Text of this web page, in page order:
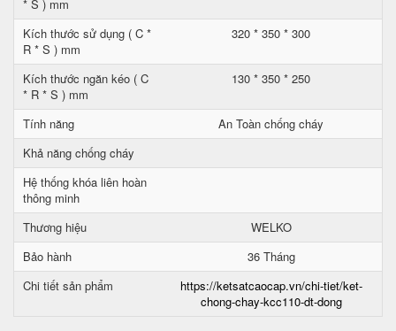
* S ) mm
Kích thước sử dụng ( C *
R * S ) mm
320 * 350 * 300
Kích thước ngăn kéo ( C
* R * S ) mm
130 * 350 * 250
Tính năng
An Toàn chống cháy
Khả năng chống cháy
Hệ thống khóa liên hoàn
thông minh
Thương hiệu
WELKO
Bảo hành
36 Tháng
Chi tiết sản phẩm
https://ketsatcaocap.vn/chi-tiet/ket-
chong-chay-kcc110-dt-dong